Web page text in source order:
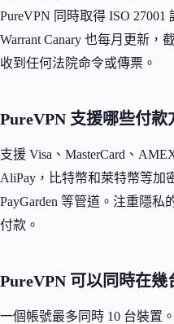
PureVPN 同時取得 ISO 27001
Warrant Canary 也每月更新，
收到任何法院命令或傳票。
PureVPN 支援哪些付款
支援 Visa、MasterCard、
AliPay，比特幣和萊特幣等加
PayGarden 等管道。注重隱
付款。
PureVPN 可以同時在幾
一個帳號最多同時 10 台裝置